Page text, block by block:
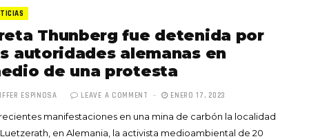
Thunberg fue detenida por
autoridades alemanas en
de una protesta
ESPINOSA LEAVE A COMMENT ENERO 17, 2023
manifestaciones en una mina de carbón la localidad
en Alemania, la activista medioambiental de 20
Totó la Momposina: el
adiós a la gran